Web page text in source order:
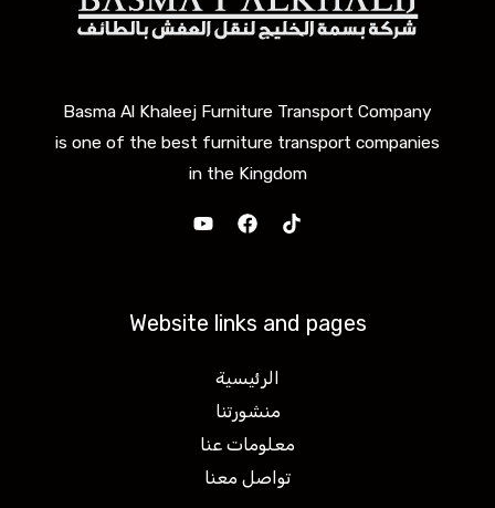
Basma Al Khaleej Furniture Transport Company
is one of the best furniture transport companies
in the Kingdom
Website links and pages
الرئيسية
منشورتنا
معلومات عنا
تواصل معنا